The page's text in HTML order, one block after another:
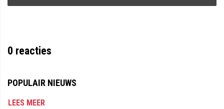
0 reacties
POPULAIR NIEUWS
LEES MEER